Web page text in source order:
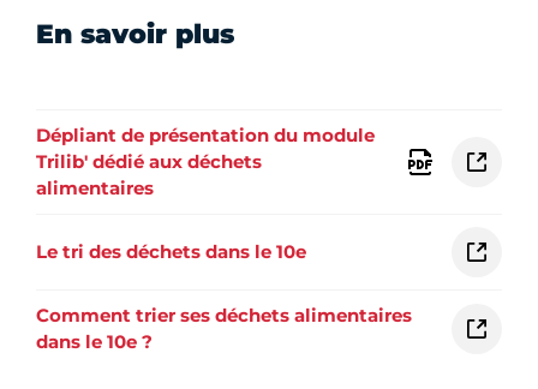
En savoir plus
Dépliant de présentation du module
Trilib' dédié aux déchets
alimentaires
Le tri des déchets dans le 10e
Comment trier ses déchets alimentaires
dans le 10e ?